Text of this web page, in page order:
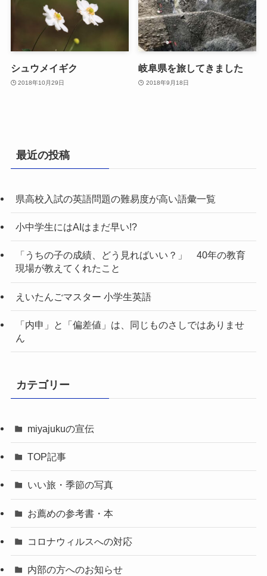
シュウメイギク
2018年10月29日
岐阜県を旅してきました
2018年9月18日
最近の投稿
県高校入試の英語問題の難易度が高い語彙一覧
小中学生にはAIはまだ早い!?
「うちの子の成績、どう見ればいい？」 40年の教育
現場が教えてくれたこと
えいたんごマスター 小学生英語
「内申」と「偏差値」は、同じものさしではありませ
ん
カテゴリー
miyajukuの宣伝
TOP記事
いい旅・季節の写真
お薦めの参考書・本
コロナウィルスへの対応
内部の方へのお知らせ